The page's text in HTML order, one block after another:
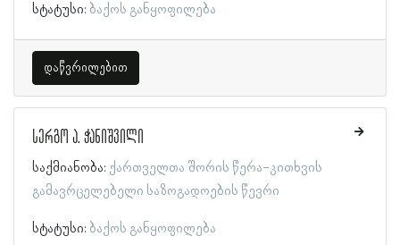
სტატუსი: ბაქოს განყოფილება
დაწვრილებით
სერგო ა. ჭანიშვილი
საქმიანობა: ქართველთა შორის წერა-კითხვის
გამავრცელებელი საზოგადოების წევრი
სტატუსი: ბაქოს განყოფილება